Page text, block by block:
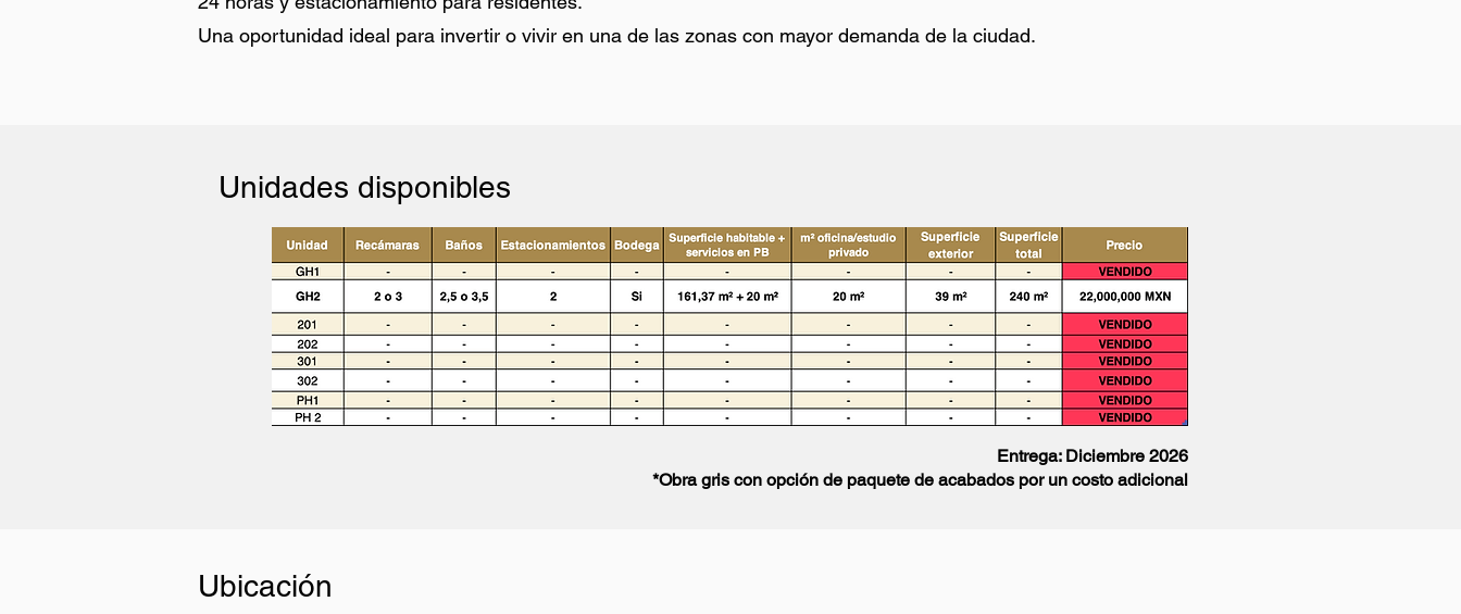
Una oportunidad ideal para invertir o vivir en una de las zonas con mayor demanda de la ciudad.
Unidades disponibles
Entrega: Diciembre 2026
*Obra gris con opción de paquete de acabados por un costo adicional
Ubicación